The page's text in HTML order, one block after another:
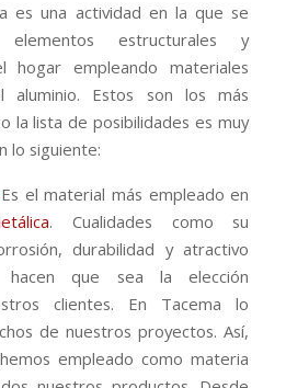
es una actividad en la que se
elementos estructurales y
hogar empleando materiales
Estos son los más
la lista de posibilidades es muy
lo siguiente:
el material más empleado en
. Cualidades como su
durabilidad y atractivo
hacen que sea la elección
clientes. En Tacema lo
de nuestros proyectos. Así,
empleado como materia